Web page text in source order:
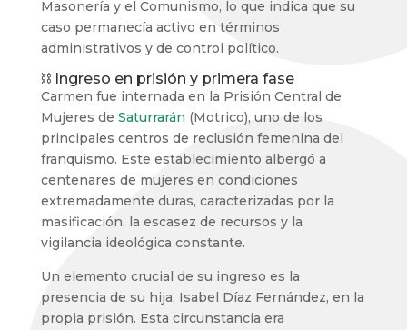
Masonería y el Comunismo, lo que indica que su
caso permanecía activo en términos
administrativos y de control político.
⛓️ Ingreso en prisión y primera fase
Carmen fue internada en la Prisión Central de
Mujeres de Saturrarán (Motrico), uno de los
principales centros de reclusión femenina del
franquismo. Este establecimiento albergó a
centenares de mujeres en condiciones
extremadamente duras, caracterizadas por la
masificación, la escasez de recursos y la
vigilancia ideológica constante.
Un elemento crucial de su ingreso es la
presencia de su hija, Isabel Díaz Fernández, en la
propia prisión. Esta circunstancia era